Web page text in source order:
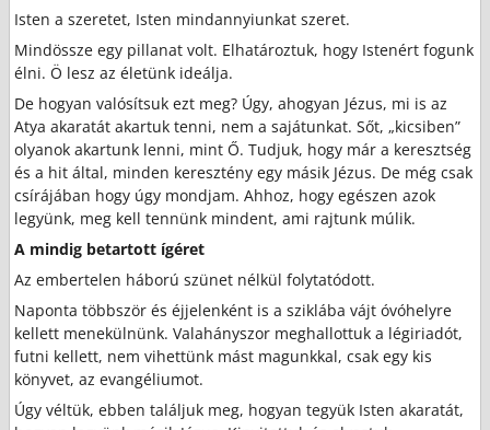
Isten a szeretet, Isten mindannyiunkat szeret.
Mindössze egy pillanat volt. Elhatároztuk, hogy Istenért fogunk
élni. Ö lesz az életünk ideálja.
De hogyan valósítsuk ezt meg? Úgy, ahogyan Jézus, mi is az
Atya akaratát akartuk tenni, nem a sajátunkat. Sőt, „kicsiben”
olyanok akartunk lenni, mint Ő. Tudjuk, hogy már a keresztség
és a hit által, minden keresztény egy másik Jézus. De még csak
csírájában hogy úgy mondjam. Ahhoz, hogy egészen azok
legyünk, meg kell tennünk mindent, ami rajtunk múlik.
A mindig betartott ígéret
Az embertelen háború szünet nélkül folytatódott.
Naponta többször és éjjelenként is a sziklába vájt óvóhelyre
kellett menekülnünk. Valahányszor meghallottuk a légiriadót,
futni kellett, nem vihettünk mást magunkkal, csak egy kis
könyvet, az evangéliumot.
Úgy véltük, ebben találjuk meg, hogyan tegyük Isten akaratát,